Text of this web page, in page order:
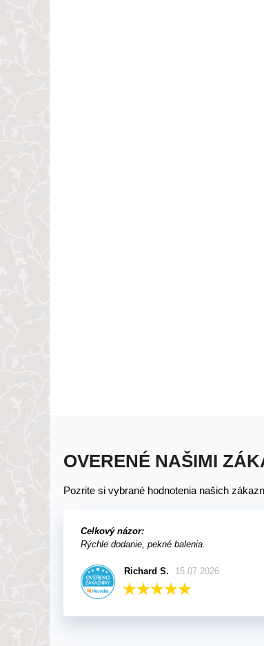
OVERENÉ NAŠIMI
Pozrite si vybrané hodnotenia našich
Celkový názor:
Rýchle dodanie, pekné balenia.
Richard S. 15.07.2026